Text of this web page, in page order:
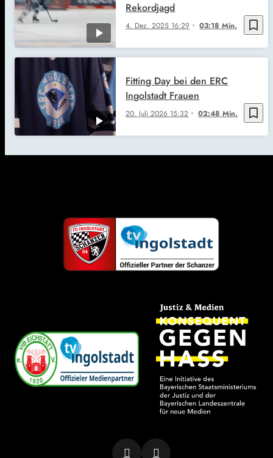
bookmark_border
4. Dez. 2025 16:29 03:18 Min.
Rekordjagd
bookmark_border
20. Juli 2026 15:32 02:48 Min.
Fitting Day bei den ERC
Ingolstadt Frauen